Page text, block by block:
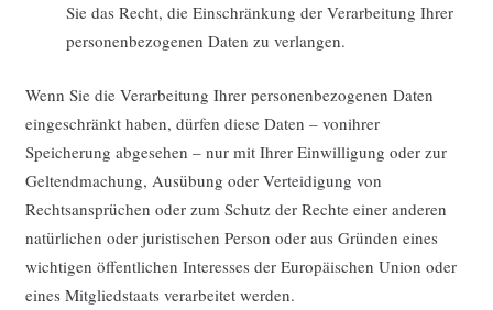
Sie das Recht, die Einschränkung der Verarbeitung Ihrer
personenbezogenen Daten zu verlangen.
Wenn Sie die Verarbeitung Ihrer personenbezogenen Daten
eingeschränkt haben, dürfen diese Daten – vonihrer
Speicherung abgesehen – nur mit Ihrer Einwilligung oder zur
Geltendmachung, Ausübung oder Verteidigung von
Rechtsansprüchen oder zum Schutz der Rechte einer anderen
natürlichen oder juristischen Person oder aus Gründen eines
wichtigen öffentlichen Interesses der Europäischen Union oder
eines Mitgliedstaats verarbeitet werden.